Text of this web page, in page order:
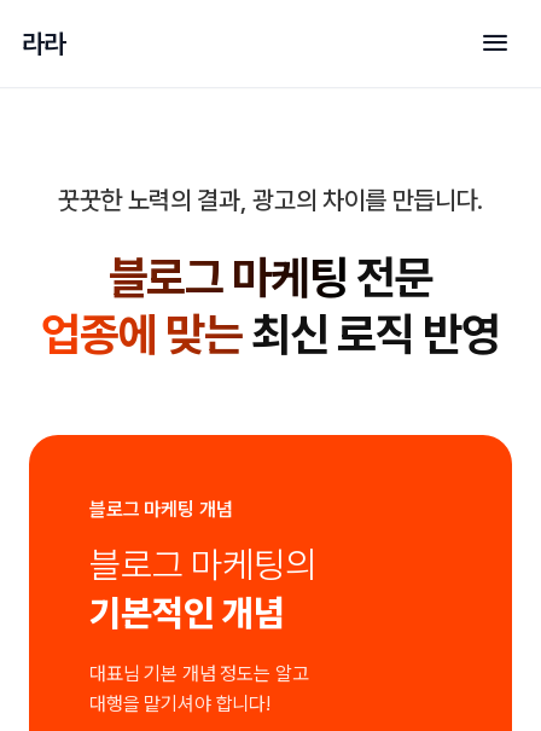
라라 menu
꿋꿋한 노력의 결과, 광고의 차이를 만듭니다.
블로그 마케팅 전문
업종에 맞는최신 로직 반영
블로그 마케팅 개념
블로그 마케팅의
기본적인 개념
대표님 기본 개념 정도는 알고
대행을 맡기셔야 합니다!